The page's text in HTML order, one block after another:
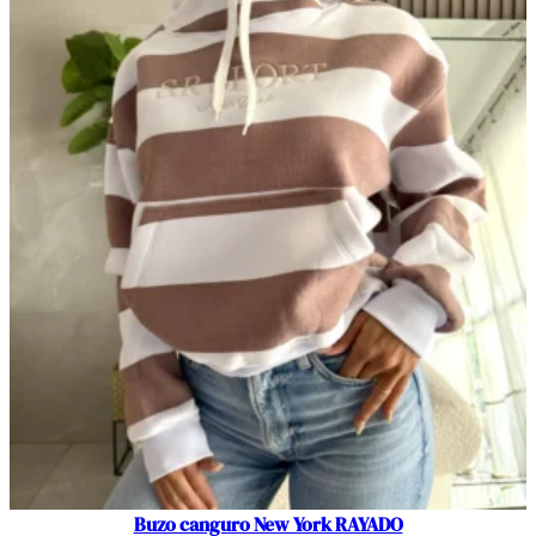
Buzo canguro New York RAYADO